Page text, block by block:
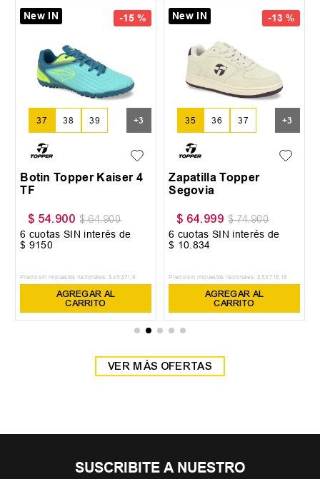
-15 %
New IN
37 38 39 +3
Botin Topper Kaiser 4
TF
$ 54.900 $ 64.900
6 cuotas SIN interés de
$ 9150
Precio sin impuestos nacionales: $ 45.371 ,9
AGREGAR AL
CARRITO
-13 %
New IN
35 36 37 +3
Zapatilla Topper
Segovia
$ 64.999 $ 74.900
6 cuotas SIN interés de
$ 10 834
Precio sin impuestos nacionales: $ 53.718, 18
AGREGAR AL
CARRITO
VER MÁS OFERTAS
SUSCRIBITE A NUESTRO